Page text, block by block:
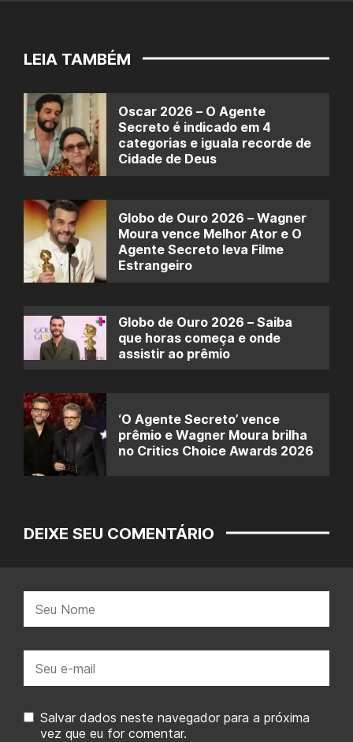
LEIA TAMBÉM
Oscar 2026 – O Agente
Secreto é indicado em 4
categorias e iguala recorde de
Cidade de Deus
Globo de Ouro 2026 – Wagner
Moura vence Melhor Ator e O
Agente Secreto leva Filme
Estrangeiro
Globo de Ouro 2026 – Saiba
que horas começa e onde
assistir ao prêmio
‘O Agente Secreto’ vence
prêmio e Wagner Moura brilha
no Critics Choice Awards 2026
DEIXE SEU COMENTÁRIO
mail:
Salvar dados neste navegador para a próxima
vez que eu for comentar.